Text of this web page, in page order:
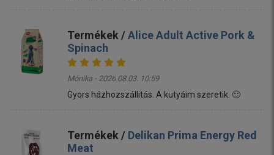
Termékek /Alice Adult Active Pork &
Spinach
Mónika - 2026.08.03. 10:59
Gyors házhozszállitás. A kutyáim szeretik. 🙂
Termékek / Delikan Prima Energy Red
Meat